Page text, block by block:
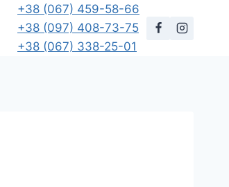
+38 (067) 459-58-66
+38 (097) 408-73-75
+38 (067) 338-25-01